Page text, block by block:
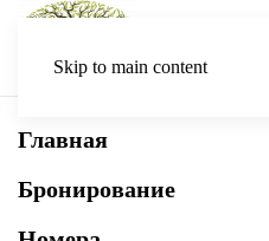
Skip to main content
Главная
Бронирование